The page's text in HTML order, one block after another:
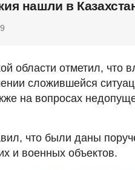
нашли в
области отметил, что
сложившейся
на вопросах
что были даны
и военных объектов.